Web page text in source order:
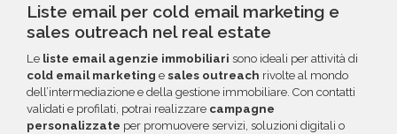
Liste email per cold email marketing e
sales outreach nel real estate
Le liste email agenzie immobiliari sono ideali per attività di
cold email marketing e sales outreach rivolte al mondo
dell’intermediazione e della gestione immobiliare. Con contatti
validati e profilati, potrai realizzare campagne
personalizzate per promuovere servizi, soluzioni digitali o